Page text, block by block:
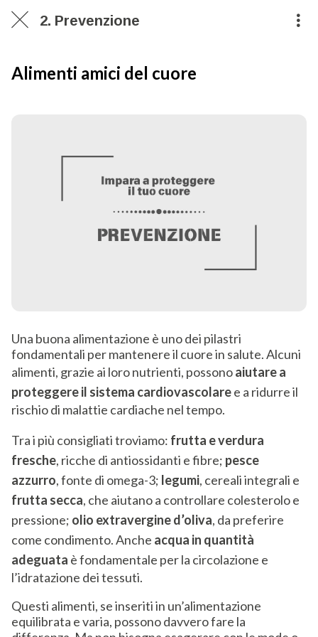
2. Prevenzione
Alimenti amici del cuore
Una buona alimentazione è uno dei pilastri
fondamentali per mantenere il cuore in salute. Alcuni
alimenti, grazie ai loro nutrienti, possonoaiutare a
proteggere il sistema cardiovascolaree a ridurre il
rischio di malattie cardiache nel tempo.
Tra i più consigliati troviamo: frutta e verdura
fresche, ricche di antiossidanti e fibre; pesce
azzurro, fonte di omega-3; legumi, cereali integrali e
frutta secca, che aiutano a controllare colesterolo e
pressione; olio extravergine d’oliva, da preferire
come condimento. Anche acqua in quantità
adeguata è fondamentale per la circolazione e
l’idratazione dei tessuti.
Questi alimenti, se inseriti in un’alimentazione
equilibrata e varia, possono davvero fare la